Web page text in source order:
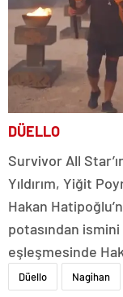
DÜELLO
Survivor All
Yıldırım, Yiğit
Hakan
potasından
eşleşmesinde
Düello Nagihan